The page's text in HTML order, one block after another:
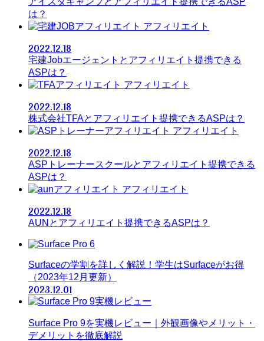
は？
アフィリエイト
2022.12.18
宅建Jobエージェントとアフィリエイト提携できる
ASPは？
アフィリエイト
2022.12.18
株式会社TFAとアフィリエイト提携できるASPは？
アフィリエイト
2022.12.18
ASPトレーナースクールとアフィリエイト提携できる
ASPは？
アフィリエイト
2022.12.18
AUNとアフィリエイト提携できるASPは？
Surfaceの学割を詳しく解説！学生はSurfaceがお得
（2023年12月更新）
2023.12.01
Surface Pro 9を実機レビュー｜外観画像やメリット・
デメリットを徹底解説